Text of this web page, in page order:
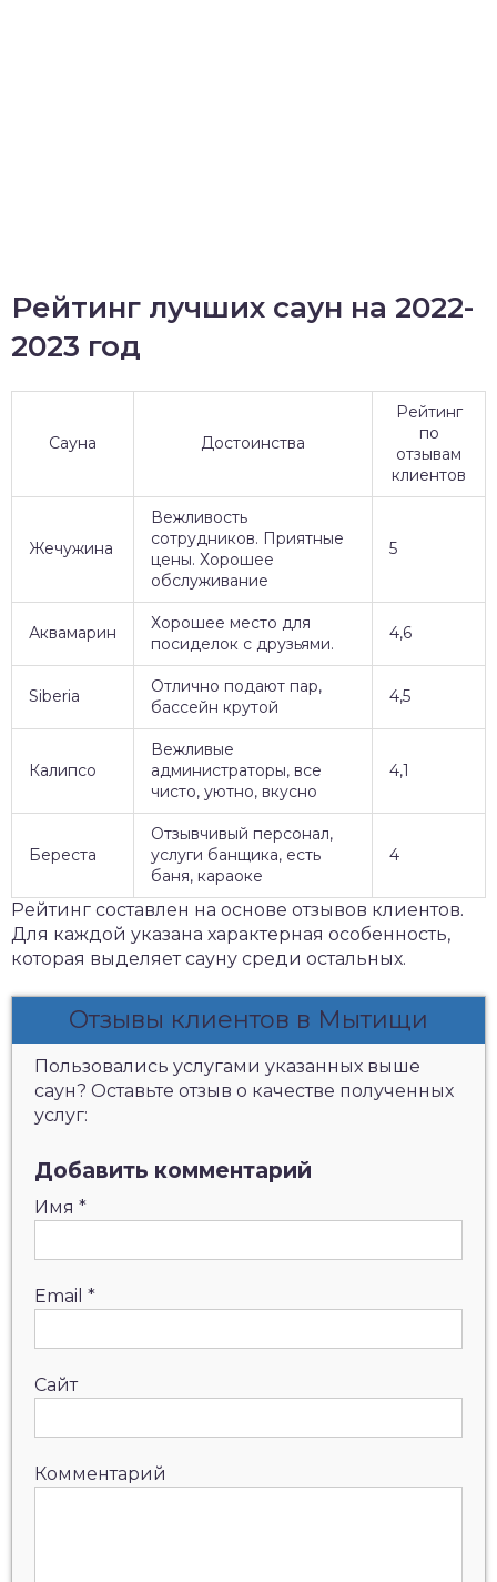
Рейтинг лучших саун на 2022-
2023 год
Сауна Достоинства
Рейтинг
по
отзывам
клиентов
Жечужина
Вежливость
сотрудников. Приятные
цены. Хорошее
обслуживание
5
Аквамарин
Хорошее место для
посиделок с друзьями.
4,6
Siberia
Отлично подают пар,
бассейн крутой
4,5
Калипсо
Вежливые
администраторы, все
чисто, уютно, вкусно
4,1
Береста
Отзывчивый персонал,
услуги банщика, есть
баня, караоке
4
Рейтинг составлен на основе отзывов клиентов.
Для каждой указана характерная особенность,
которая выделяет сауну среди остальных.
Отзывы клиентов в Мытищи
Пользовались услугами указанных выше
саун? Оставьте отзыв о качестве полученных
услуг:
Добавить комментарий
Имя *
Email *
Сайт
Комментарий